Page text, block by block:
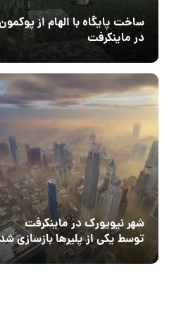
ساخت پایگاه با الهام از
در ماینکرفت
شهر نیویورک در ماینکرفت
توسط یکی از پلیرها بازسازی